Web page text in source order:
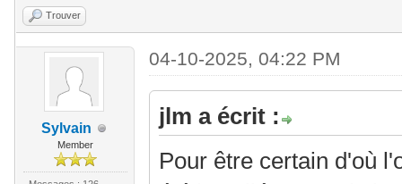
Trouver
Sylvain
Member
04-10-2025, 04:22 PM
jlm a écrit :
Pour être certain d'où